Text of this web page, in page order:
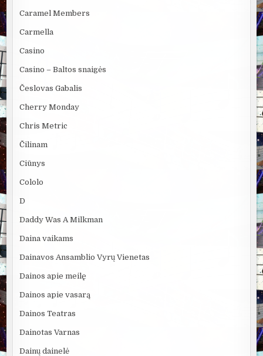
Caramel Members
Carmella
Casino
Casino – Baltos snaigės
Česlovas Gabalis
Cherry Monday
Chris Metric
Čilinam
Ciūnys
Cololo
D
Daddy Was A Milkman
Daina vaikams
Dainavos Ansamblio Vyrų Vienetas
Dainos apie meilę
Dainos apie vasarą
Dainos Teatras
Dainotas Varnas
Dainų dainelė